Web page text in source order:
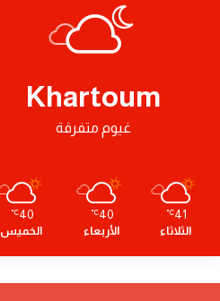
Khartoum
غيوم متفرقة
41
℃
الثلاثاء
40
℃
الأربعاء
40
℃
الخميس